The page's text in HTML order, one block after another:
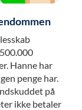
Hanne har
penge har.
på
ikke betaler